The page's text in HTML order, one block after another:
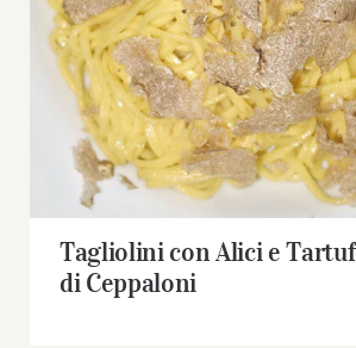
Tagliolini con Alici e
di Ceppaloni